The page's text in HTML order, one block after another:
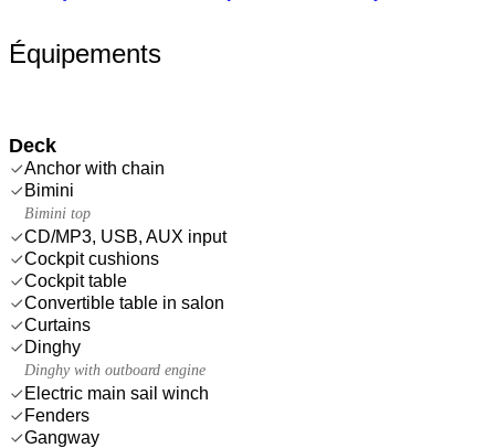
Équipements
Deck
Anchor with chain
Bimini
Bimini top
CD/MP3, USB, AUX input
Cockpit cushions
Cockpit table
Convertible table in salon
Curtains
Dinghy
Dinghy with outboard engine
Electric main sail winch
Fenders
Gangway